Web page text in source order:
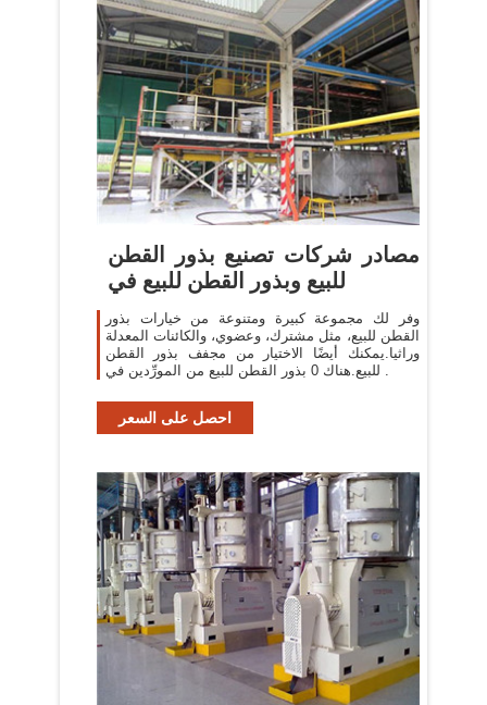
مصادر شركات تصنيع بذور القطن
للبيع وبذور القطن للبيع في
وفر لك مجموعة كبيرة ومتنوعة من خيارات بذور
القطن للبيع، مثل مشترك، وعضوي، والكائنات المعدلة
وراثيا.يمكنك أيضًا الاختيار من مجفف بذور القطن
للبيع.هناك 0 بذور القطن للبيع من المورِّدين في .
احصل على السعر